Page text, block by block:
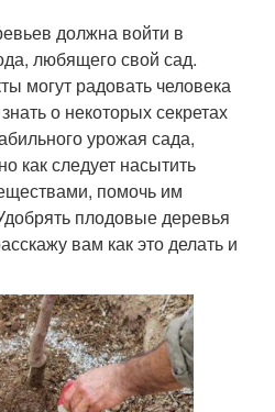
должна войти в
любящего свой сад.
могут радовать человека
о некоторых секретах
урожая сада,
как следует насытить
помочь им
плодовые деревья
вам как это делать и